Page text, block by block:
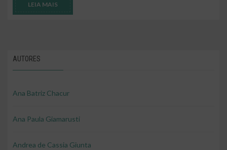
LEIA MAIS
AUTORES
Ana Batriz Chacur
Ana Paula Giamarusti
Andrea de Cassia Giunta